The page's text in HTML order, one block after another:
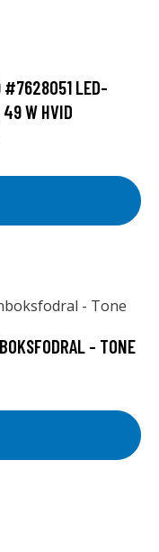
#7628051 LED-
49 W HVID
- TONE